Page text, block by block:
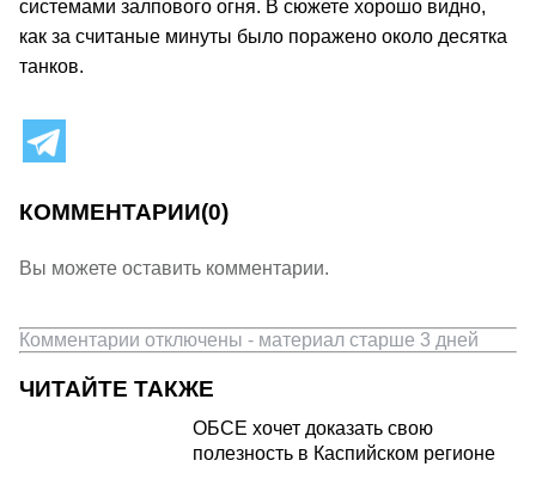
системами залпового огня. В сюжете хорошо видно,
как за считаные минуты было поражено около десятка
танков.
КОММЕНТАРИИ(0)
Вы можете оставить комментарии.
Комментарии отключены - материал старше 3 дней
ЧИТАЙТЕ ТАКЖЕ
ОБСЕ хочет доказать свою
полезность в Каспийском регионе